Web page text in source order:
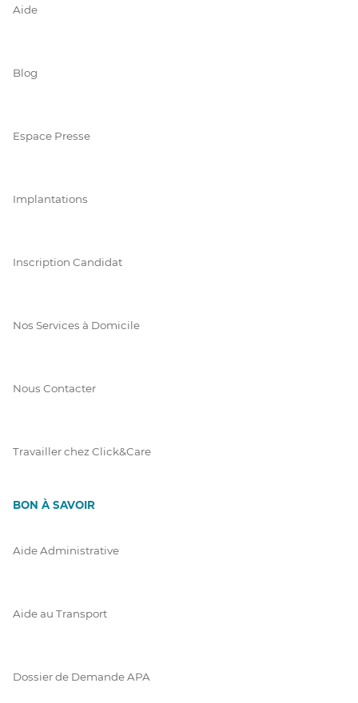
Aide
Blog
Espace Presse
Implantations
Inscription Candidat
Nos Services à Domicile
Nous Contacter
Travailler chez Click&Care
BON À SAVOIR
Aide Administrative
Aide au Transport
Dossier de Demande APA